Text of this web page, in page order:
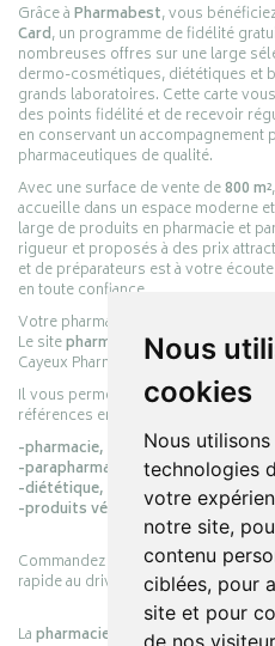
Nous
cookies
Nous
technologies
votre
notre site,
contenu
ciblées, pour
site et pour
de nos
Grâce àPharmabest, vous
Card, un programme de fidélité
nombreuses offres sur une large
dermo-cosmétiques, diététiques et
grands laboratoires. Cette carte
des points fidélité et de recevoir
en conservant un
pharmaceutiques de qualité.
Avec une surface de vente de800 m²
accueille dans un espace moderne
large de produits en pharmacie et
rigueur et proposés à des prix
et de préparateurs est à votre
en toute confiance.
Votre pharmacie en ligne :
Le sitepharmacie-cayeux.frest le
Cayeux Pharmabest Berck-sur-Mer
Il vous permet de réaliser vos
références en :
-pharmacie,
-parapharmacie,
-diététique,
-produits vétérinaires.
Commandez simplement vos
rapide au drive ou la livraison à
Lapharmacie Cayeuxs’engage à